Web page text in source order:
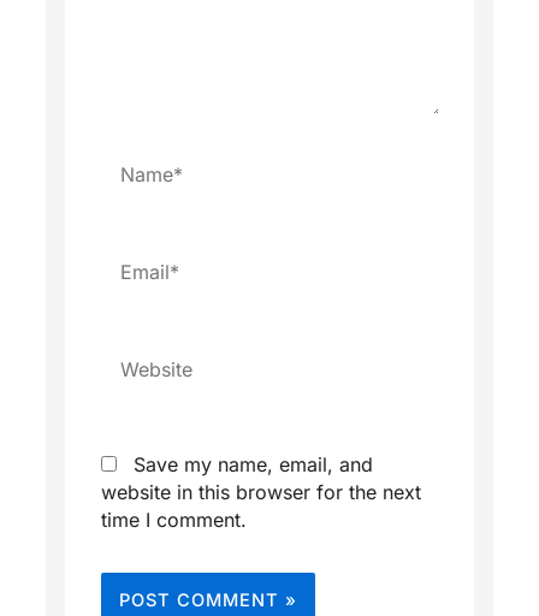
Name*
Email*
Website
Save my name, email, and
website in this browser for the next
time I comment.